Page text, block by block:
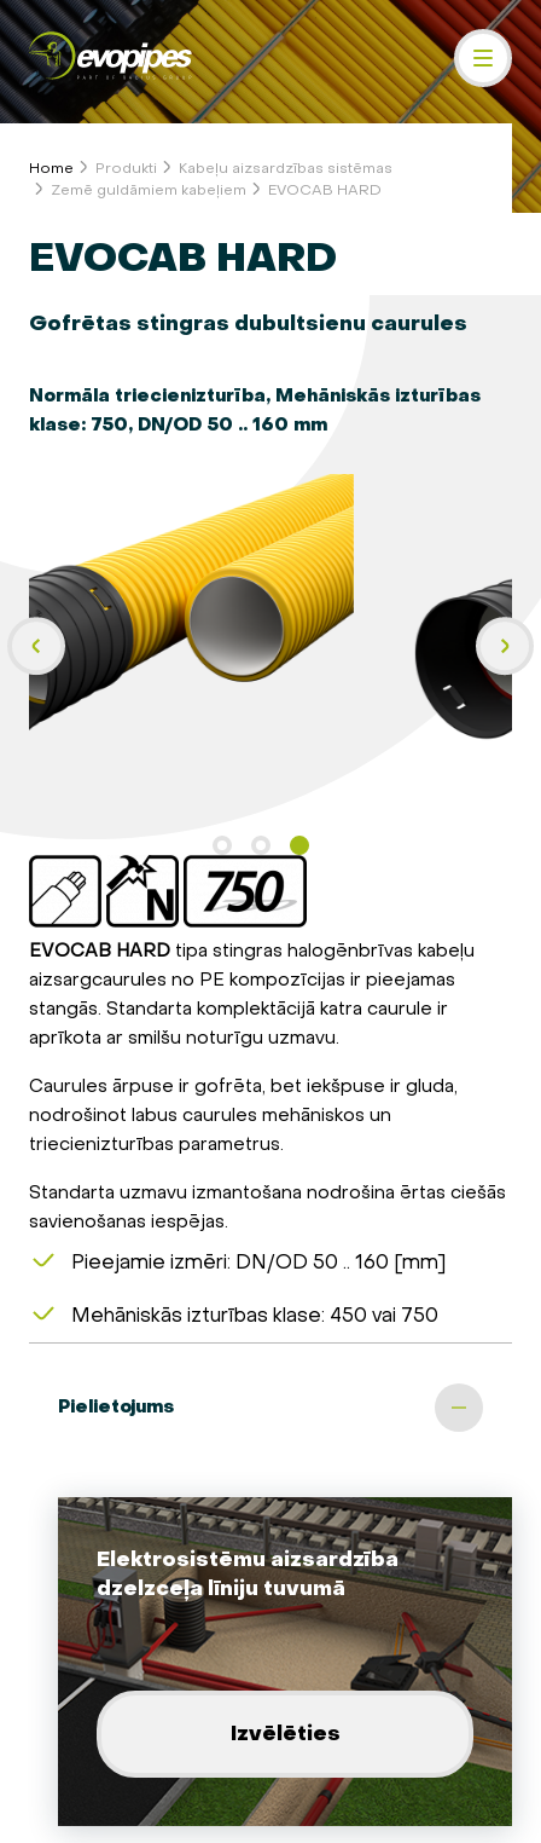
Home Produkti
Kabeļu aizsardzības sistēmas
Zemē guldāmiem kabeļiem
EVOCAB HARD
EVOCAB HARD
Gofrētas stingras dubultsienu caurules
Normāla triecienizturība, Mehāniskās izturības
klase: 750, DN/OD 50 .. 160 mm
EVOCAB HARD tipa stingras halogēnbrīvas kabeļu
aizsargcaurules no PE kompozīcijas ir pieejamas
stangās. Standarta komplektācijā katra caurule ir
aprīkota ar smilšu noturīgu uzmavu.
Caurules ārpuse ir gofrēta, bet iekšpuse ir gluda,
nodrošinot labus caurules mehāniskos un
triecienizturības parametrus.
Standarta uzmavu izmantošana nodrošina ērtas ciešās
savienošanas iespējas.
Pieejamie izmēri: DN/OD 50 .. 160 [mm]
Mehāniskās izturības klase: 450 vai 750
Pielietojums
Elektrosistēmu aizsardzība
dzelzceļa līniju tuvumā
Izvēlēties